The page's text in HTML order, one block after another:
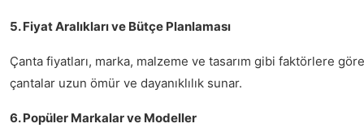
5. Fiyat Aralıkları ve Bütçe Planlaması
Çanta fiyatları, marka, malzeme ve tasarım gibi faktörlere
çantalar uzun ömür ve dayanıklılık sunar.
6. Popüler Markalar ve Modeller